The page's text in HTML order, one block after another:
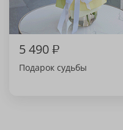
5 490₽
Подарок судьбы